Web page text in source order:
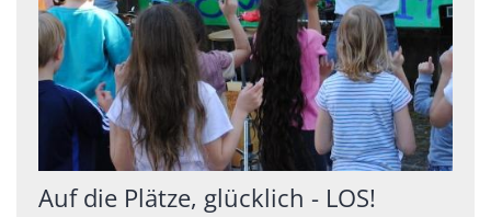
Auf die Plätze, glücklich - LOS!